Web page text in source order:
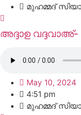
മുഹമ്മദ്‌
അദ്ദാഉ
May 10, 2024
4:51 pm
മുഹമ്മദ്‌